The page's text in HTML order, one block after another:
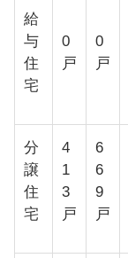
給
与
住
宅
0
戸
0
戸
分
譲
住
宅
4
1
3
戸
6
6
9
戸